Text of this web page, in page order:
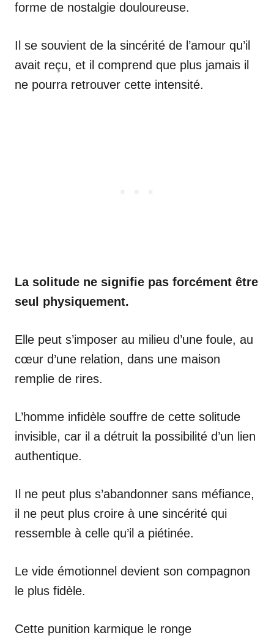
forme de nostalgie douloureuse.
Il se souvient de la sincérité de l’amour qu’il
avait reçu, et il comprend que plus jamais il
ne pourra retrouver cette intensité.
La solitude ne signifie pas forcément être
seul physiquement.
Elle peut s’imposer au milieu d’une foule, au
cœur d’une relation, dans une maison
remplie de rires.
L’homme infidèle souffre de cette solitude
invisible, car il a détruit la possibilité d’un lien
authentique.
Il ne peut plus s’abandonner sans méfiance,
il ne peut plus croire à une sincérité qui
ressemble à celle qu’il a piétinée.
Le vide émotionnel devient son compagnon
le plus fidèle.
Cette punition karmique le ronge